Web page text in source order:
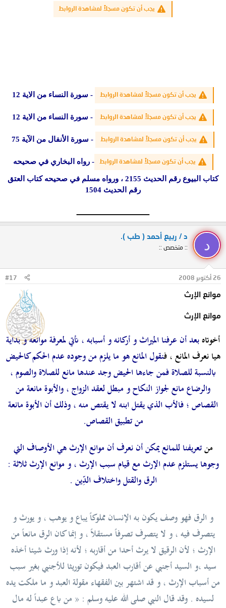
يجب أن تكون مسجلاً لمشاهدة الروابط
يجب أن تكون مسجلاً لمشاهدة الروابط - سورة النساء من الاية 12
يجب أن تكون مسجلاً لمشاهدة الروابط - سورة النساء من الاية 12
يجب أن تكون مسجلاً لمشاهدة الروابط - سورة الأنفال من الآية 75
يجب أن تكون مسجلاً لمشاهدة الروابط -رواه البخاري في صحيحه
كتاب البيوع رقم الحديث 2155 ، ورواه مسلم في صحيحه كتاب العتق
رقم الحديث 1504
د
د / ربيع أحمد ( طب ).
:: متخصص ::
26 أكتوبر 2008 #17
موانع الإرث
موانع الإرث
أخوتاهبعد أن عرفنا الميراث و أركانه و أسبابه ، نأتي لمعرفة موانعه و بداية
هيا نعرف المانع ، فنقولالمانع هو ما يلزم من وجوده عدم الحكم كالحيض
بالنسبة للصلاة فمن جاءها الحيض وجد عندها مانع للصلاة والصوم ،
والرضاع مانع لجواز النكاح و مبطل لعقد الزواج ، والأبوة مانعة من
القصاص ؛ فالأب الذي يقتل ابنه لا يقتص منه ، وذلك أن الأبوة مانعة
من تطبيق القصاص.
منتعريفنا للمانع يمكن أن نعرف أن موانع الإرث هي الأوصاف التي
وجوها يستلزم عدم الإرث مع قيام سبب الإرث ، وموانع الإرث ثلاثة :
الرق والقتل واختلاف الدِّين .
و الرق فهو وصف يكون به الإنسان مملوكاً يباع و يوهب ، و يورث و
يتصرف فيه ، و لا يتصرف تصرفاً مستقلاً ، و إنما كان الرق مانعاً من
الإرث ؛ لأن الرقيق لا يرث أحدا من أقاربه ؛ لأنه إذا ورث شيئا أخذه
سيد ،و السيد أجنبي عن أقارب العبد فيكون توريثا للأجنبي بغير سبب
من أسباب الإرث ، و قد اشتهر بين الفقهاء مقولة العبد و ما ملكت يده
لسيده . وقد قال النبي صلى الله عليه وسلم : « من باع عبداً له مال